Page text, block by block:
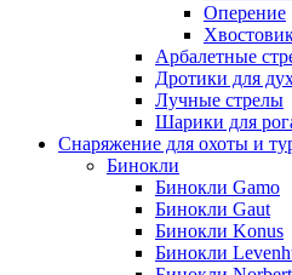
Оперение
Арбалетные
Дротики для
Лучные стрелы
Шарики для
Снаряжение для охоты и
Бинокли
Бинокли Gamo
Бинокли Gaut
Бинокли Konus
Бинокли